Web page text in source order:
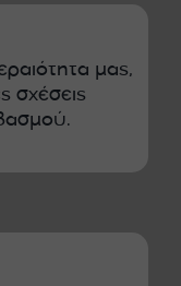
μας,
σχέσεις